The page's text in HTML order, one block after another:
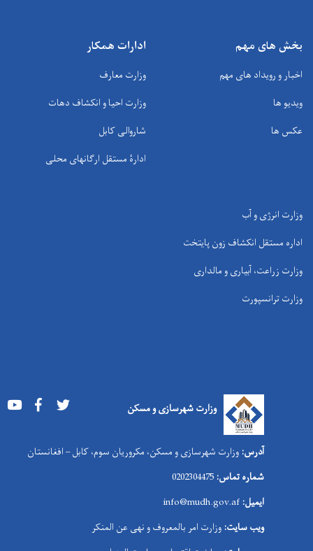
بخش های مهم
اخبار و رویداد های مهم
ویدیو ها
عکس ها
ادارات همکار
وزارت معارف
وزارت احیا و انکشاف دهات
شاروالی کابل
ادارۀ مستقل ارگانهای محلی
وزارت انرژی و آب
اداره مستقل انکشاف زون پایتخت
وزارت زراعت، آبیاری و مالداری
وزارت ترانسپورت
وزارت شهرسازی و مسکن Youtube Facebook
آدرس: وزارت شهرسازی و مسکن، مکروریان سوم، کابل – افغانستان
شماره تماس:
ایمیل: info@mudh.gov.af
ویب سایت: وزارت امر بالمعروف و نهی عن المنکر